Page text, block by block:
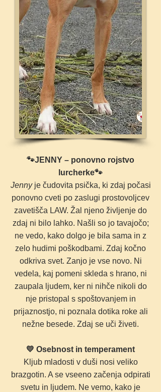
🐾JENNY – ponovno rojstvo
lurcherke🐾
Jennyje čudovita psička, ki zdaj počasi
ponovno cveti po zaslugi prostovoljcev
zavetišča LAW. Žal njeno življenje do
zdaj ni bilo lahko. Našli so jo tavajočo;
ne vedo, kako dolgo je bila sama in z
zelo hudimi poškodbami. Zdaj kočno
odkriva svet. Zanjo je vse novo. Ni
vedela, kaj pomeni skleda s hrano, ni
zaupala ljudem, ker ni nihče nikoli do
nje pristopal s spoštovanjem in
prijaznostjo, ni poznala dotika roke ali
nežne besede. Zdaj se uči živeti.
💛 Osebnost in temperament
Kljub mladosti v duši nosi veliko
brazgotin. A se vseeno začenja odpirati
svetu in ljudem. Ne vemo, kako je